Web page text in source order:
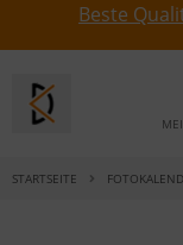
Beste
STARTSEITE